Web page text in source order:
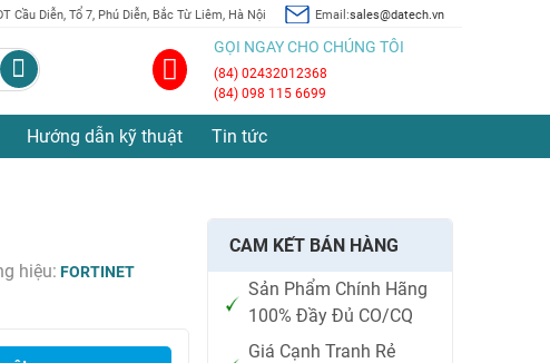
Cầu Diễn, Tổ 7, Phú Diễn, Bắc Từ Liêm, Hà Nội Email:sales@datech.vn
GỌI NGAY CHO CHÚNG TÔI
(84) 02432012368
(84) 098 115 6699
Hướng dẫn kỹ thuật Tin tức
hiệu: FORTINET
CAM KẾT BÁN HÀNG
Sản Phẩm Chính Hãng
100% Đầy Đủ CO/CQ
Giá Cạnh Tranh Rẻ